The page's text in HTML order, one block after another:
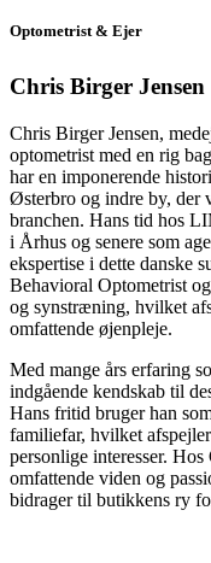
Optometrist & Ejer
Chris Birger Jensen
Chris Birger Jensen,
optometrist med en rig
har en imponerende
Østerbro og indre by, der
branchen. Hans tid hos
i Århus og senere som
ekspertise i dette danske
Behavioral Optometrist
og synstræning, hvilket
omfattende øjenpleje.
Med mange års erfaring
indgående kendskab til
Hans fritid bruger han
familiefar, hvilket
personlige interesser.
omfattende viden og
bidrager til butikkens ry